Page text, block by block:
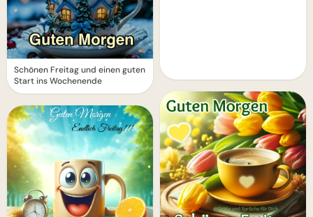
Schönen Freitag und einen guten
Start ins Wochenende